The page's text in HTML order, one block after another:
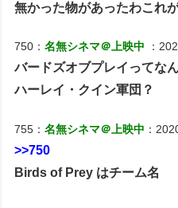
無かった物があったわこれ
750：名無シネマ＠上映中 ：
バードズオブプレイってな
ハーレイ・クイン軍団？
755：名無シネマ＠上映中 ：
>>750
Birds of Prey はチーム名